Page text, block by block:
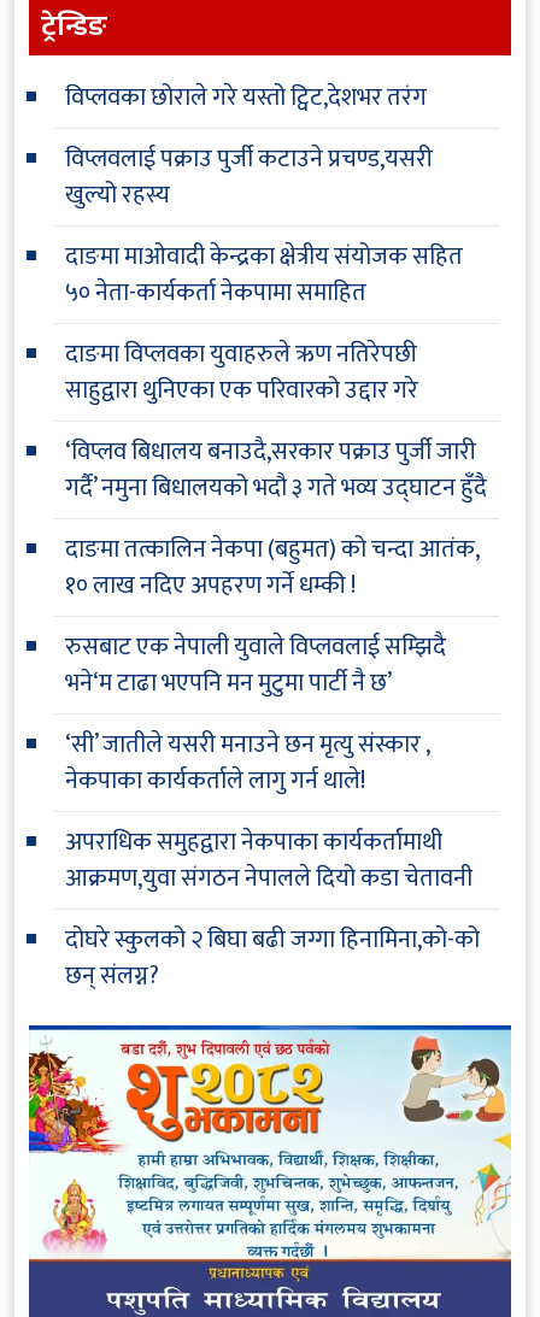
ट्रेन्डिङ
विप्लवका छोराले गरे यस्तो ट्विट,देशभर तरंग
विप्लवलाई पक्राउ पुर्जी कटाउने प्रचण्ड,यसरी
खुल्यो रहस्य
दाङमा माओवादी केन्द्रका क्षेत्रीय संयोजक सहित
५० नेता-कार्यकर्ता नेकपामा समाहित
दाङमा विप्लवका युवाहरुले ऋण नतिरेपछी
साहुद्वारा थुनिएका एक परिवारको उद्दार गरे
‘विप्लव बिधालय बनाउदै,सरकार पक्राउ पुर्जी जारी
गर्दै’ नमुना बिधालयको भदौ ३ गते भव्य उद्घाटन हुँदै
दाङमा तत्कालिन नेकपा (बहुमत) को चन्दा आतंक,
१० लाख नदिए अपहरण गर्ने धम्की !
रुसबाट एक नेपाली युवाले विप्लवलाई सम्झिदै
भने‘म टाढा भएपनि मन मुटुमा पार्टी नै छ’
‘सी’ जातीले यसरी मनाउने छन मृत्यु संस्कार ,
नेकपाका कार्यकर्ताले लागु गर्न थाले!
अपराधिक समुहद्वारा नेकपाका कार्यकर्तामाथी
आक्रमण,युवा संगठन नेपालले दियो कडा चेतावनी
दोघरे स्कुलको २ बिघा बढी जग्गा हिनामिना,को-को
छन् संलग्न?